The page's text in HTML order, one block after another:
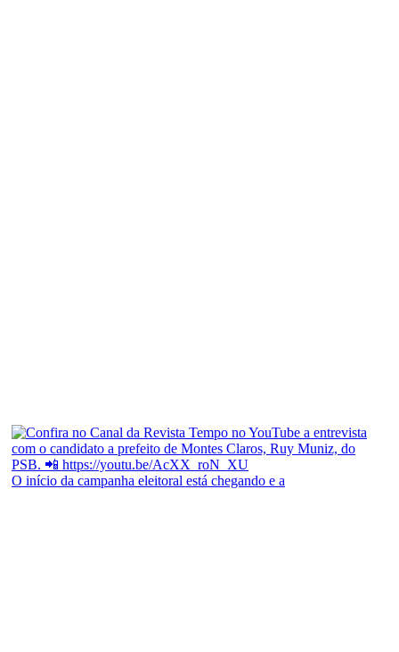
O início da campanha eleitoral está chegando e a